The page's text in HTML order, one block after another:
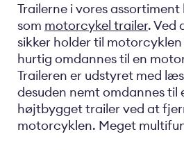
Trailerne i vores assortiment
som motorcykel trailer. Ved
sikker holder til
hurtig omdannes til en
Traileren er udstyret med
desuden nemt omdannes til
højtbygget trailer ved at
motorcyklen. Meget